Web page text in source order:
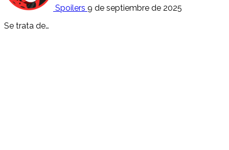
Spoilers 9 de septiembre de 2025
Se trata de…